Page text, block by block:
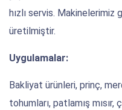
hızlı servis. Makinelerimiz
üretilmiştir.
Uygulamalar:
Bakliyat ürünleri, prinç,
tohumları, patlamış